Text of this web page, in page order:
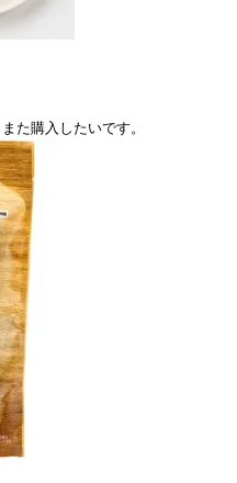
た購入したいです。